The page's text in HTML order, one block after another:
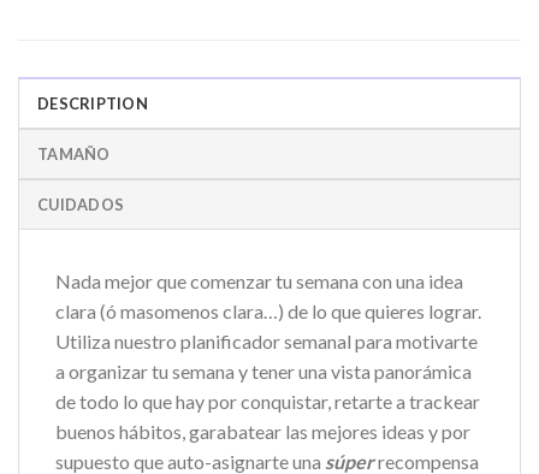
DESCRIPTION
TAMAÑO
CUIDADOS
Nada mejor que comenzar tu semana con una idea
clara (ó masomenos clara…) de lo que quieres lograr.
Utiliza nuestro planificador semanal para motivarte
a organizar tu semana y tener una vista panorámica
de todo lo que hay por conquistar, retarte a trackear
buenos hábitos, garabatear las mejores ideas y por
supuesto que auto-asignarte una súperrecompensa